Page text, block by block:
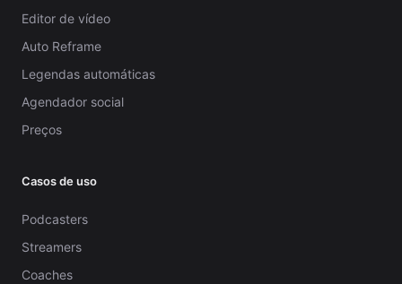
Editor de vídeo
Auto Reframe
Legendas automáticas
Agendador social
Preços
Casos de uso
Podcasters
Streamers
Coaches